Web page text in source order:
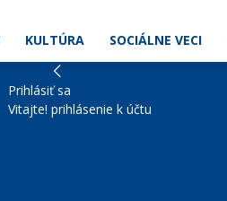
KULTÚRA SOCIÁLNE VECI
Prihlásiť sa
Vitajte! prihlásenie k účtu